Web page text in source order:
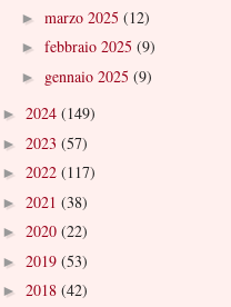
► marzo 2025 (12)
► febbraio 2025 (9)
► gennaio 2025 (9)
► 2024 (149)
► 2023 (57)
► 2022 (117)
► 2021 (38)
► 2020 (22)
► 2019 (53)
► 2018 (42)